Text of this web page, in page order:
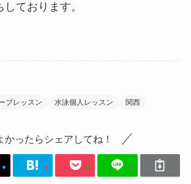
ております。
プレッスン 水泳個人レッスン 関西
かったらシェアしてね！